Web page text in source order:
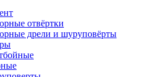
отвёртки
дрели и шуруповёрты